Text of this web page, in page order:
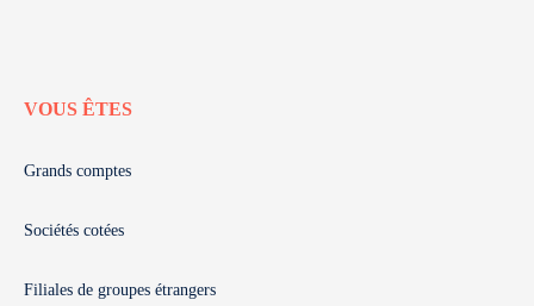
VOUS ÊTES
Grands comptes
Sociétés cotées
Filiales de groupes étrangers